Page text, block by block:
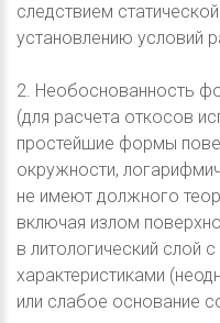
следствием
установлению условий
2. Необоснованность
(для расчета откосов
простейшие формы
окружности,
не имеют должного
включая излом
в литологический слой
характеристиками
или слабое основание